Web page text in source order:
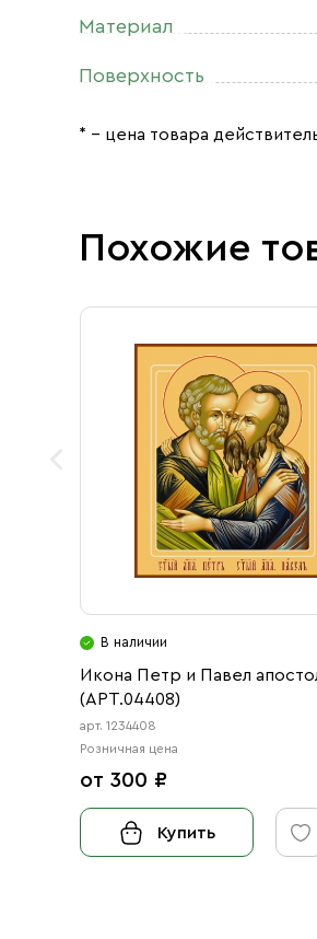
Материал
Поверхность
* – цена товара
Похожие
В наличии
Икона Петр и Павел
(АРТ.04408)
арт. 1234408
Розничная цена
от 300 ₽
Купить